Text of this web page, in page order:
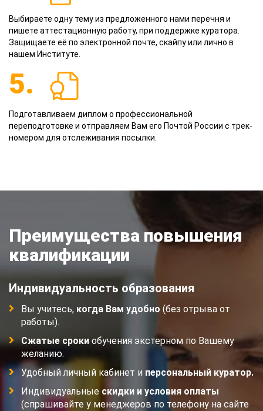
Выбираете одну тему из предложенного нами перечня и
пишете аттестационную работу, при поддержке куратора.
Защищаете её по электронной почте, скайпу или лично в
нашем Институте.
5.
Подготавливаем диплом о профессиональной
переподготовке и отправляем Вам его Почтой России с трек-
номером для отслеживания посылки.
Преимущества повышения
квалификации
Индивидуальность образования
Вы учитесь, когда Вам удобно (без отрыва от
работы).
Сжатые сроки обучения экстерном по Вашему
желанию.
Удобный личный кабинет и персональный куратор.
Индивидуальные скидки и условия оплаты
(спрашивайте у менеджеров по телефону на сайте